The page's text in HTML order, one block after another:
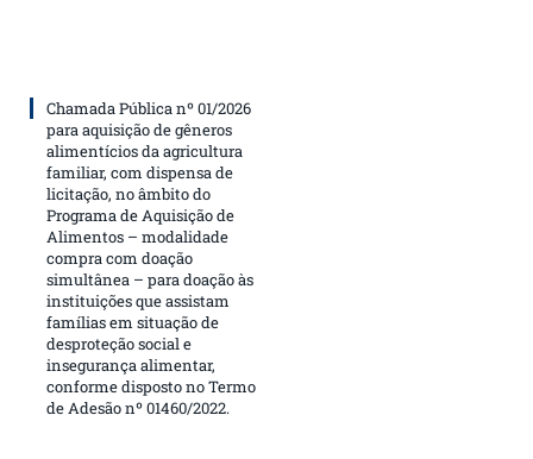
Chamada Pública nº 01/2026
para aquisição de gêneros
alimentícios da agricultura
familiar, com dispensa de
licitação, no âmbito do
Programa de Aquisição de
Alimentos – modalidade
compra com doação
simultânea – para doação às
instituições que assistam
famílias em situação de
desproteção social e
insegurança alimentar,
conforme disposto no Termo
de Adesão nº 01460/2022.